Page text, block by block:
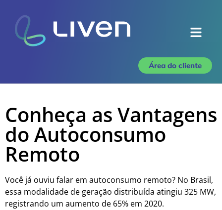
Área do cliente
Conheça as Vantagens
do Autoconsumo
Remoto
Você já ouviu falar em autoconsumo remoto? No Brasil,
essa modalidade de geração distribuída atingiu 325 MW,
registrando um aumento de 65% em 2020.